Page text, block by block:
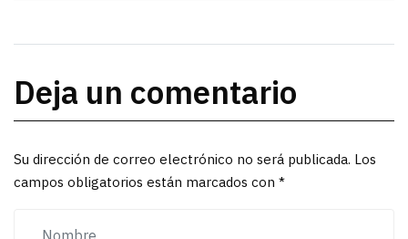
Deja un comentario
Su dirección de correo electrónico no será publicada. Los
campos obligatorios están marcados con *